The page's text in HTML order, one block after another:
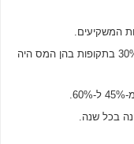
המשקיעים.
שיעור המשקיעים בשוק ירד ל-16%, לעומת 30% בתקופות בהן המס היה